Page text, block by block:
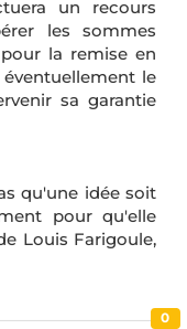
un recours
les sommes
la remise en
le
sa garantie
qu'une idée soit
pour qu'elle
Louis Farigoule,
0